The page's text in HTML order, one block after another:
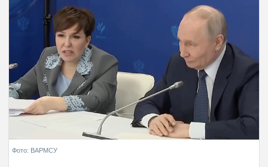
Фото: ВАРМСУ